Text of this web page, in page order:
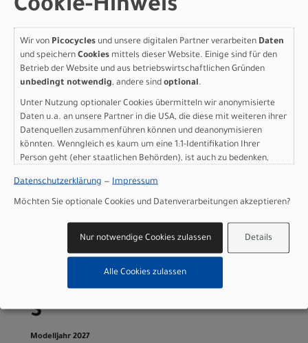
Herstellerdaten gem. GPSR
Marke Specialized:Specialized Germany GmbH
Hauptstr. 4
+49 8024 90 288 01
Varianten
Specialized Turbo Vado 3
X 4.0 GLOSS OBSIDIAN /
SATIN SILVER DUST FROST
S
Modelljahr 2027
Cookie-Hinweis
Wir von Picocycles und unsere digitalen Partner verarbeiten Daten
und speichern Cookies mittels dieser Website. Einige sind für den
Betrieb der Website und aus betriebswirtschaftlichen Gründen
unbedingt notwendig, andere sind optional.
Unter Nutzung optionaler Cookies übermitteln wir anonymisierte
Daten u.a. an unsere Partner in die USA, die diese mit weiteren ihrer
Datenquellen zusammenführen können und deanonymisieren
könnten. Wenngleich es kaum um eine 1:1-Identifikation Ihrer
Person geht (eher staatlichen Behörden), ist auch zu bedenken,
sind wie bei uns in der Europäischen Union.
Datenschutzerklärung — Impressum
Möchten Sie optionale Cookies und Datenverarbeitungen akzeptieren?
Details
Nur notwendige Cookies zulassen
Alle Cookies zulassen